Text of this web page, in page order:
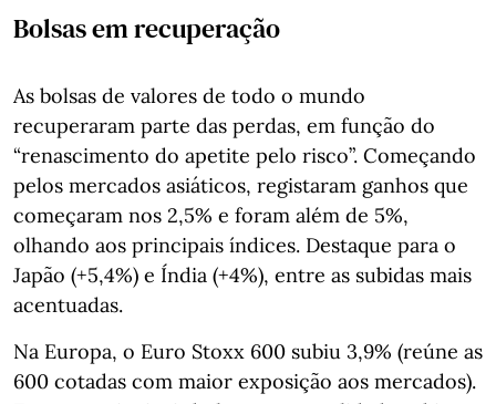
Bolsas em recuperação
As bolsas de valores de todo o mundo
recuperaram parte das perdas, em função do
“renascimento do apetite pelo risco”. Começando
pelos mercados asiáticos, registaram ganhos que
começaram nos 2,5% e foram além de 5%,
olhando aos principais índices. Destaque para o
Japão (+5,4%) e Índia (+4%), entre as subidas mais
acentuadas.
Na Europa, o Euro Stoxx 600 subiu 3,9% (reúne as
600 cotadas com maior exposição aos mercados).